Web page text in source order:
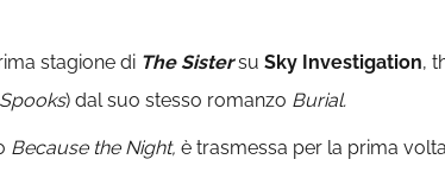
stagione di The Sistersu Sky Investigation,
Spooks) dal suo stesso romanzo Burial.
Because the Night, è trasmessa per la prima